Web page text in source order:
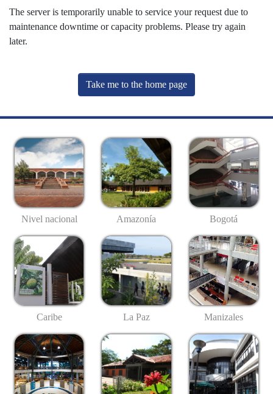
The server is temporarily unable to service your request due to
maintenance downtime or capacity problems. Please try again
later.
Take me to the home page
Nivel nacional Amazonía Bogotá
Caribe La Paz Manizales